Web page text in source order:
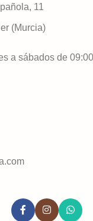
11
(Murcia)
a sábados de